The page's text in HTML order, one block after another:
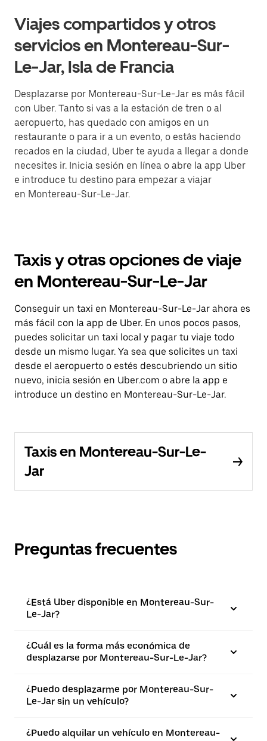
Viajes compartidos y otros
servicios en Montereau-Sur-
Le-Jar, Isla de Francia
Desplazarse por Montereau-Sur-Le-Jar es más fácil
con Uber. Tanto si vas a la estación de tren o al
aeropuerto, has quedado con amigos en un
restaurante o para ir a un evento, o estás haciendo
recados en la ciudad, Uber te ayuda a llegar a donde
necesites ir. Inicia sesión en línea o abre la app Uber
e introduce tu destino para empezar a viajar
en Montereau-Sur-Le-Jar.
Taxis y otras opciones de viaje
en Montereau-Sur-Le-Jar
Conseguir un taxi en Montereau-Sur-Le-Jar ahora es
más fácil con la app de Uber. En unos pocos pasos,
puedes solicitar un taxi local y pagar tu viaje todo
desde un mismo lugar. Ya sea que solicites un taxi
desde el aeropuerto o estés descubriendo un sitio
nuevo, inicia sesión en Uber.com o abre la app e
introduce un destino en Montereau-Sur-Le-Jar.
Taxis en Montereau-Sur-Le-
Jar
Preguntas frecuentes
¿Está Uber disponible en Montereau-Sur-
Le-Jar?
¿Cuál es la forma más económica de
desplazarse por Montereau-Sur-Le-Jar?
¿Puedo desplazarme por Montereau-Sur-
Le-Jar sin un vehículo?
¿Puedo alquilar un vehículo en Montereau-